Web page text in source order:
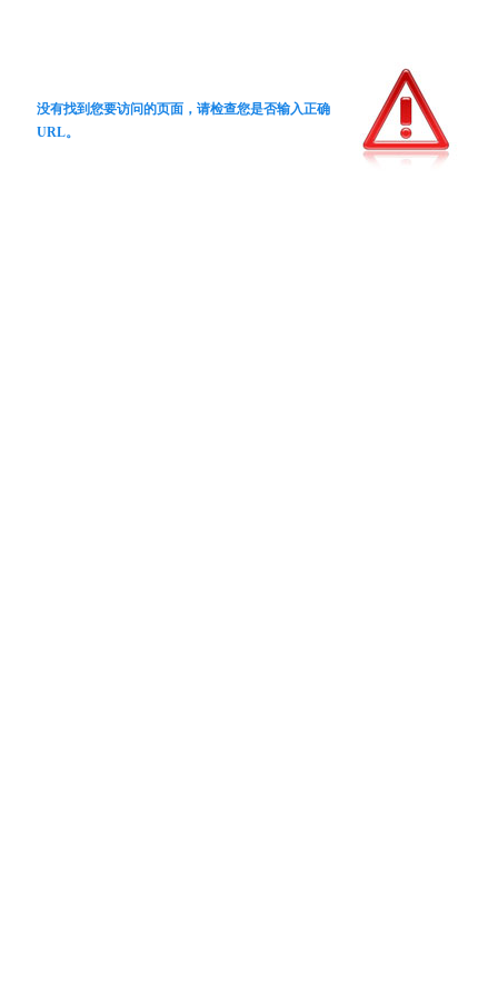
没有找到您要访问的页面，请检查您是否输入正确
URL。